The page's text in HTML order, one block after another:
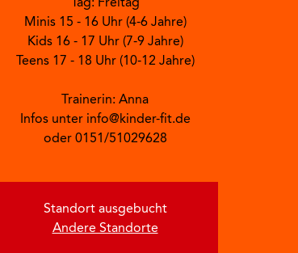
Minis 15 - 16 Uhr (4-6 Jahre)
Kids 16 - 17 Uhr (7-9 Jahre)
Teens 17 - 18 Uhr (10-12 Jahre)
Trainerin: Anna
Infos unter info@kinder-fit.de
oder 0151/51029628
Standort ausgebucht
Andere Standorte